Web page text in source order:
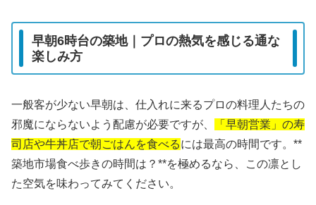
早朝6時台の築地｜プロの熱気を感じる通な
楽しみ方
一般客が少ない早朝は、仕入れに来るプロの料理人たちの
邪魔にならないよう配慮が必要ですが、
「早朝営業」の寿
司店や牛丼店で朝ごはんを食べるには最高の時間です。**
築地市場食べ歩きの時間は？**を極めるなら、この凛とし
た空気を味わってみてください。